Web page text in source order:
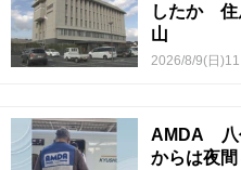
したか 住
山
2026/8/9(日
AMDA 八
からは夜間